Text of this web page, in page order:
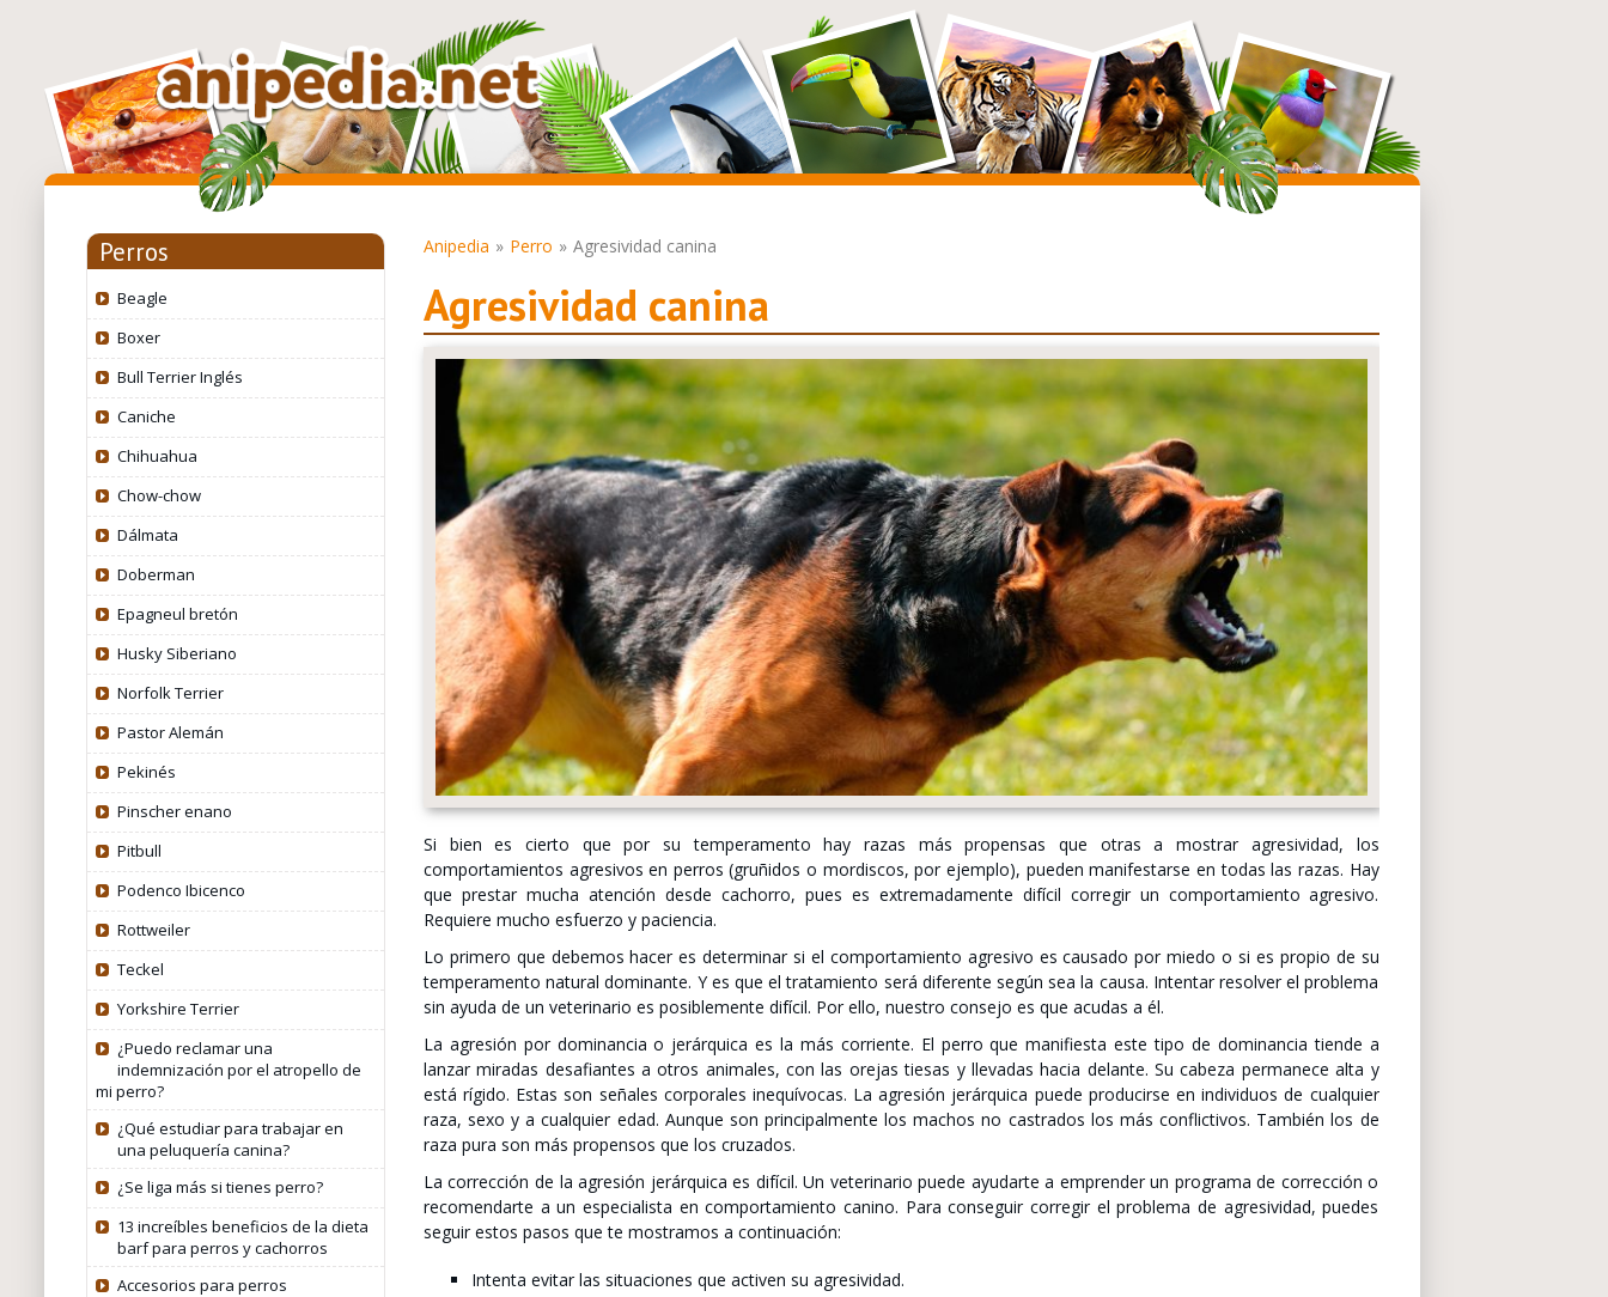
Perros
Beagle
Boxer
Bull Terrier Inglés
Caniche
Chihuahua
Chow-chow
Dálmata
Doberman
Epagneul bretón
Husky Siberiano
Norfolk Terrier
Pastor Alemán
Pekinés
Pinscher enano
Pitbull
Podenco Ibicenco
Rottweiler
Teckel
Yorkshire Terrier
¿Puedo reclamar una
indemnización por el atropello de
mi perro?
¿Qué estudiar para trabajar en
una peluquería canina?
¿Se liga más si tienes perro?
13 increíbles beneficios de la dieta
barf para perros y cachorros
Accesorios para perros
Anipedia Perro Agresividad canina
Agresividad canina
Si bien es cierto que por su temperamento hay razas más propensas que otras a mostrar agresividad, los
comportamientos agresivos en perros (gruñidos o mordiscos, por ejemplo), pueden manifestarse en todas las razas. Hay
que prestar mucha atención desde cachorro, pues es extremadamente difícil corregir un comportamiento agresivo.
Requiere mucho esfuerzo y paciencia.
Lo primero que debemos hacer es determinar si el comportamiento agresivo es causado por miedo o si es propio de su
temperamento natural dominante. Y es que el tratamiento será diferente según sea la causa. Intentar resolver el problema
sin ayuda de un veterinario es posiblemente difícil. Por ello, nuestro consejo es que acudas a él.
La agresión por dominancia o jerárquica es la más corriente. El perro que manifiesta este tipo de dominancia tiende a
lanzar miradas desafiantes a otros animales, con las orejas tiesas y llevadas hacia delante. Su cabeza permanece alta y
está rígido. Estas son señales corporales inequívocas. La agresión jerárquica puede producirse en individuos de cualquier
raza, sexo y a cualquier edad. Aunque son principalmente los machos no castrados los más conflictivos. También los de
raza pura son más propensos que los cruzados.
La corrección de la agresión jerárquica es difícil. Un veterinario puede ayudarte a emprender un programa de corrección o
recomendarte a un especialista en comportamiento canino. Para conseguir corregir el problema de agresividad, puedes
seguir estos pasos que te mostramos a continuación:
Intenta evitar las situaciones que activen su agresividad.